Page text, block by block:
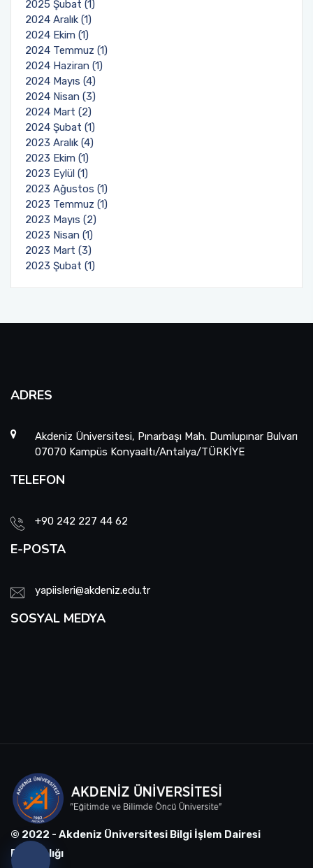
2025 Şubat (1)
2024 Aralık (1)
2024 Ekim (1)
2024 Temmuz (1)
2024 Haziran (1)
2024 Mayıs (4)
2024 Nisan (3)
2024 Mart (2)
2024 Şubat (1)
2023 Aralık (4)
2023 Ekim (1)
2023 Eylül (1)
2023 Ağustos (1)
2023 Temmuz (1)
2023 Mayıs (2)
2023 Nisan (1)
2023 Mart (3)
2023 Şubat (1)
ADRES
Akdeniz Üniversitesi, Pınarbaşı Mah. Dumlupınar Bulvarı
07070 Kampüs Konyaaltı/Antalya/TÜRKİYE
TELEFON
+90 242 227 44 62
E-POSTA
yapiisleri@akdeniz.edu.tr
SOSYAL MEDYA
© 2022 - Akdeniz Üniversitesi Bilgi İşlem Dairesi
Başkanlığı